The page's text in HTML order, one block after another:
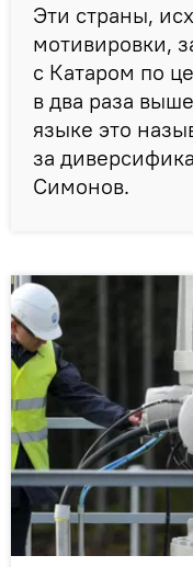
Эти страны,
мотивировки,
с Катаром по
в два раза
языке это
за
Симонов.